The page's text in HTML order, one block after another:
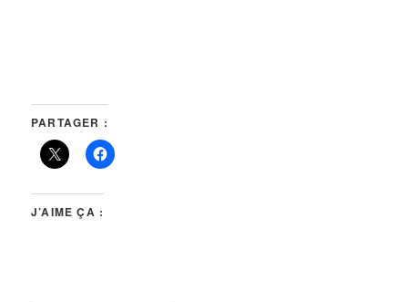
PARTAGER :
J’AIME ÇA :